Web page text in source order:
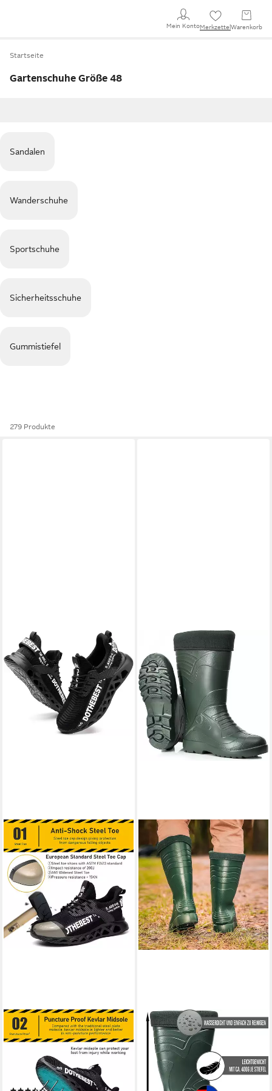
Mein KontoMerkzettel Warenkorb
Startseite
Gartenschuhe Größe 48
Sandalen
Wanderschuhe
Sportschuhe
Sicherheitsschuhe
Gummistiefel
279 Produkte
ATHLIX
Sicherheitsschuhe mit
Stahlkappe für Herren und
Damen Sicherheitsschuh
GB/T-3903 Verschleiß- &
CLIMBR
CLIMBR Ultraleichte
gefütterte Gummistiefel
Herren EVA Winter Arbeit
Gummistiefel wasserdicht